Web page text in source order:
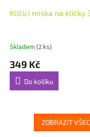
Klíčící miska na klíčky
Skladem (2 ks)
349 Kč
Do košíku
ZOBRAZIT